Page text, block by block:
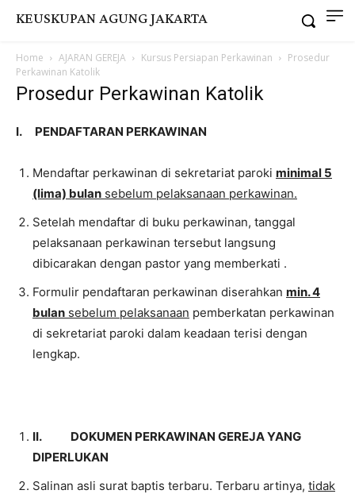
KEUSKUPAN AGUNG JAKARTA
Home AJARAN GEREJA Kursus Persiapan Perkawinan
Prosedur
Perkawinan Katolik
Prosedur Perkawinan Katolik
I. PENDAFTARAN PERKAWINAN
Mendaftar perkawinan di sekretariat paroki minimal 5
(lima) bulan sebelum pelaksanaan perkawinan.
Setelah mendaftar di buku perkawinan, tanggal
pelaksanaan perkawinan tersebut langsung
dibicarakan dengan pastor yang memberkati .
Formulir pendaftaran perkawinan diserahkan min. 4
bulan sebelum pelaksanaan pemberkatan perkawinan
di sekretariat paroki dalam keadaan terisi dengan
lengkap.
II. DOKUMEN PERKAWINAN GEREJA YANG
DIPERLUKAN
Salinan asli surat baptis terbaru. Terbaru artinya, tidak